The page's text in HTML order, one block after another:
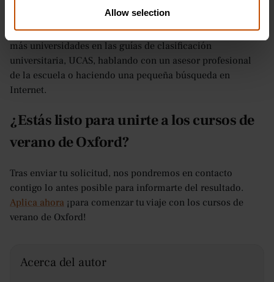
Allow selection
Universita Degli Studi Di Milano, Italia
Por supuesto, la lista no es exhaustiva, y puedes encontrar
más universidades en las guías de clasificación
universitaria, UCAS, hablando con un asesor profesional
de la escuela o haciendo una pequeña búsqueda en
Internet.
¿Estás listo para unirte a los cursos de
verano de Oxford?
Tras enviar tu solicitud, nos pondremos en contacto
contigo lo antes posible para informarte del resultado.
Aplica ahora ¡para comenzar tu viaje con los cursos de
verano de Oxford!
Acerca del autor